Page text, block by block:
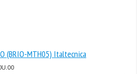
(BRIO-MTH05) Italtecnica